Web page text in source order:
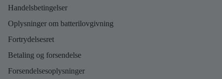
Handelsbetingelser
Oplysninger om batterilovgivning
Fortrydelsesret
Betaling og forsendelse
Forsendelsesoplysninger